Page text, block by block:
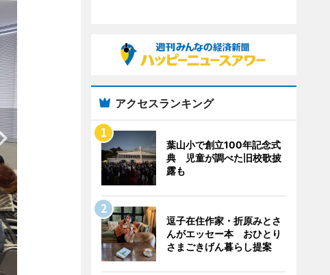
アクセスランキング
葉山小で創立100年記念式
典 児童が調べた旧校歌披
露も
逗子在住作家・折原みとさ
んがエッセー本 おひとり
さまごきげん暮らし提案